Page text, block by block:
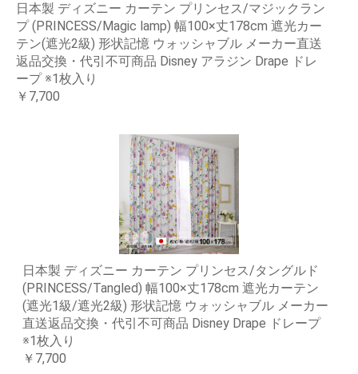
日本製 ディズニー カーテン プリンセス/マジックラン
プ (PRINCESS/Magic lamp) 幅100×丈178cm 遮光カー
テン(遮光2級) 形状記憶 ウォッシャブル メーカー直送
返品交換・代引不可商品 Disney アラジン Drape ドレ
ープ ※1枚入り
￥7,700
日本製 ディズニー カーテン プリンセス/タングルド
(PRINCESS/Tangled) 幅100×丈178cm 遮光カーテン
(遮光1級/遮光2級) 形状記憶 ウォッシャブル メーカー
直送返品交換・代引不可商品 Disney Drape ドレープ
※1枚入り
￥7,700